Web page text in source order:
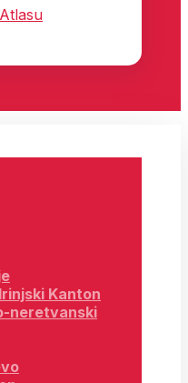
Kanton
neretvanski